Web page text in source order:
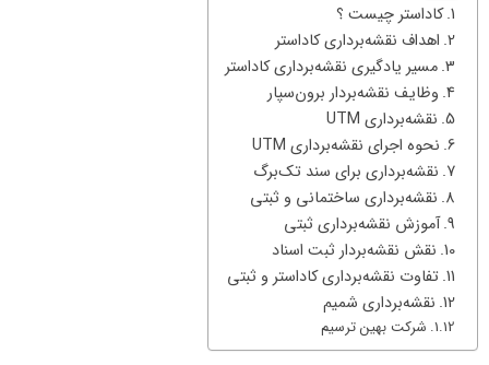
کاداستر چیست ؟
اهداف نقشه‌برداری کاداستر
مسیر یادگیری نقشه‌برداری کاداستر
وظایف نقشه‌بردار برون‌سپار
نقشه‌برداری UTM
نحوه اجرای نقشه‌برداری UTM
نقشه‌برداری برای سند تک‌برگ
نقشه‌برداری ساختمانی و ثبتی
آموزش نقشه‌برداری ثبتی
نقش نقشه‌بردار ثبت اسناد
تفاوت نقشه‌برداری کاداستر و ثبتی
نقشه‌برداری شمیم
شرکت بهین ترسیم